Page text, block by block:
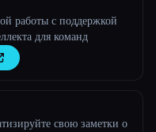
работы с поддержкой
для команд
свою заметки о